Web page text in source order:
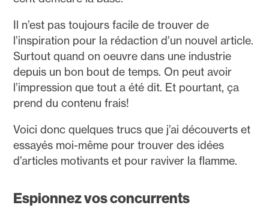
Il n’est pas toujours facile de trouver de
l’inspiration pour la rédaction d’un nouvel article.
Surtout quand on oeuvre dans une industrie
depuis un bon bout de temps. On peut avoir
l’impression que tout a été dit. Et pourtant, ça
prend du contenu frais!
Voici donc quelques trucs que j’ai découverts et
essayés moi-même pour trouver des idées
d’articles motivants et pour raviver la flamme.
Espionnez vos concurrents